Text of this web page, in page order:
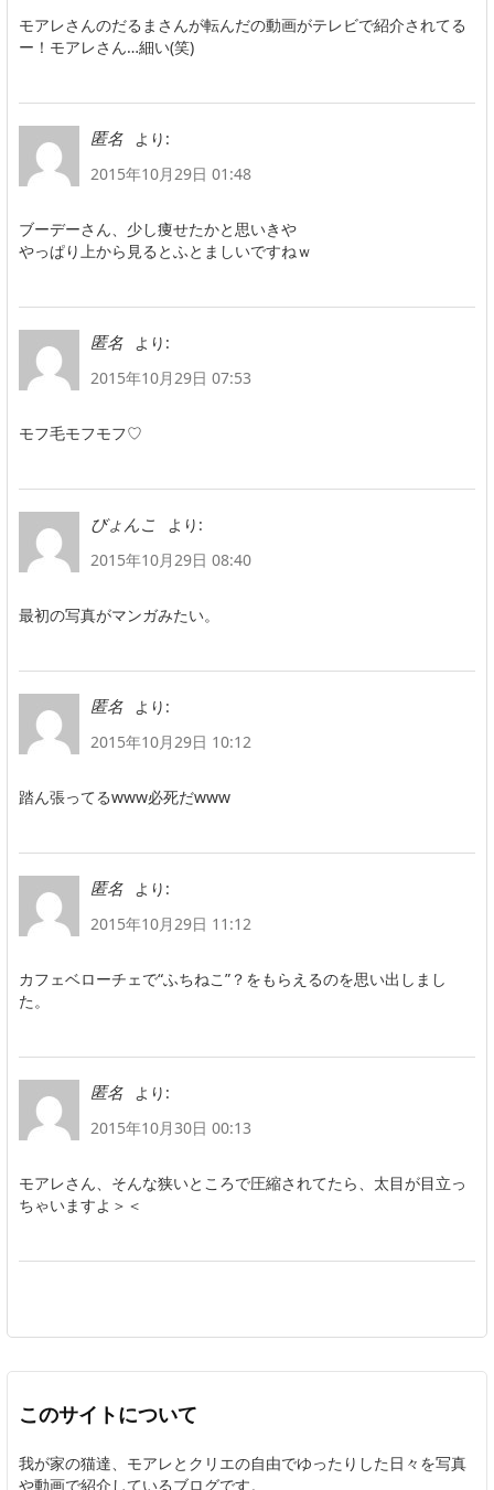
モアレさんのだるまさんが転んだの動画がテレビで紹介されてる
ー！モアレさん…細い(笑)
匿名
より:
2015年10月29日 01:48
ブーデーさん、少し痩せたかと思いきや
やっぱり上から見るとふとましいですねｗ
匿名
より:
2015年10月29日 07:53
モフ毛モフモフ♡
びょんこ
より:
2015年10月29日 08:40
最初の写真がマンガみたい。
匿名
より:
2015年10月29日 10:12
踏ん張ってるwww必死だwww
匿名
より:
2015年10月29日 11:12
カフェベローチェで“ふちねこ”？をもらえるのを思い出しまし
た。
匿名
より:
2015年10月30日 00:13
モアレさん、そんな狭いところで圧縮されてたら、太目が目立っ
ちゃいますよ＞＜
このサイトについて
我が家の猫達、モアレとクリエの自由でゆったりした日々を写真
や動画で紹介しているブログです。